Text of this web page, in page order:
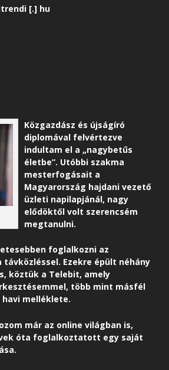
[.] hu
Közgazdász és újságíró
diplomával felvértezve
indultam el a „nagybetűs
életbe”. Utóbbi szakma
mesterfogásait a
Magyarország hajdani vezető
üzleti napilapjánál, nagy
elődöktől volt szerencsém
megtanulni.
foglalkozni az
Ezekre épült néhány
köztük a Telebit, amely
több mint másfél
melléklete.
már az online világban is,
óta foglalkoztatott egy saját